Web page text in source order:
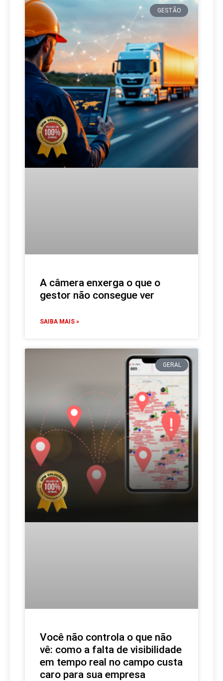
GESTÃO
A câmera enxerga o que o
gestor não consegue ver
SAIBA MAIS »
GERAL
Você não controla o que não
vê: como a falta de visibilidade
em tempo real no campo custa
caro para sua empresa